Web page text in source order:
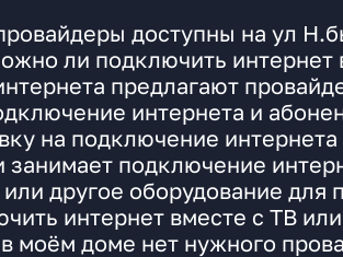
доступны на ул
ли подключить
предлагают
интернета и
на подключение
подключение
другое оборудование для
интернет вместе с ТВ
моём доме нет нужного